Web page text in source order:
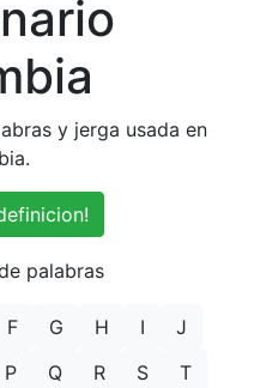
y jerga usada en
palabras
F G H I
J
P Q R S T